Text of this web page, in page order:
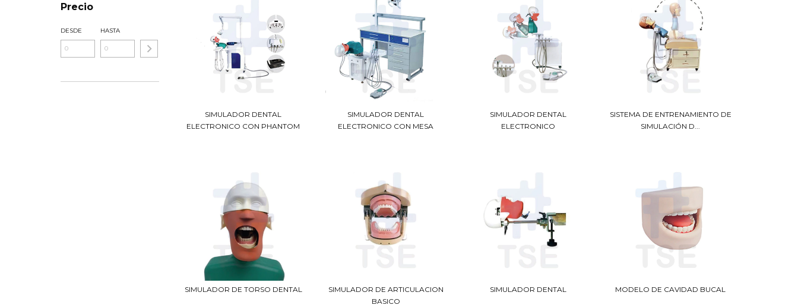
Precio
DESDE HASTA
SIMULADOR DENTAL
ELECTRONICO CON PHANTOM
SIMULADOR DENTAL
ELECTRONICO CON MESA
SIMULADOR DENTAL
ELECTRONICO
SISTEMA DE ENTRENAMIENTO DE
SIMULACIÓN D...
SIMULADOR DE TORSO DENTAL
SIMULADOR DE ARTICULACION
BASICO
SIMULADOR DENTAL MODELO DE CAVIDAD BUCAL